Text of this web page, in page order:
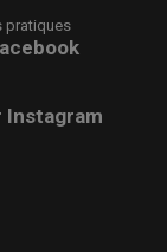
pratiques
Instagram